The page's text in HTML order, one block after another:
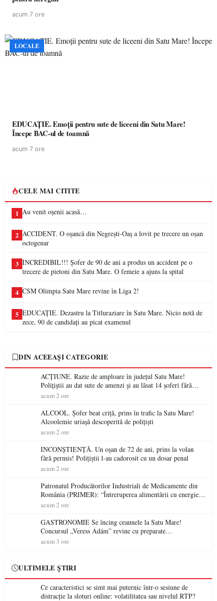
acum 7 ore
LOCALE
EDUCAȚIE. Emoții pentru sute de liceeni din Satu Mare!
Începe BAC-ul de toamnă
acum 7 ore
CELE MAI CITITE
1 Au venit oșenii acasă…
2 ACCIDENT. O oșancă din Negrești-Oaș a lovit pe trecere un oșan
octogenar
3 INCREDIBIL!!! Șofer de 90 de ani a produs un accident pe o
trecere de pietoni din Satu Mare. O femeie a ajuns la spital
4 CSM Olimpia Satu Mare revine în Liga 2!
5 EDUCAȚIE. Dezastru la Titluraziare în Satu Mare. Nicio notă de
zece, 90 de candidați au picat examenul
DIN ACEEAȘI CATEGORIE
ACȚIUNE. Razie de amploare în județul Satu Mare!
Polițiștii au dat sute de amenzi și au lăsat 14 șoferi fără
permis într-o singură zi
acum 2 ore
ALCOOL. Șofer beat criță, prins în trafic la Satu Mare!
Alcoolemie uriașă descoperită de polițiști
acum 2 ore
INCONȘTIENȚĂ. Un oșan de 72 de ani, prins la volan
fără permis! Polițiștii l-au cadorosit cu un dosar penal
acum 2 ore
Patronatul Producătorilor Industriali de Medicamente din
România (PRIMER): “Întreruperea alimentării cu energie
electrică a fabricilor de medicamente va pune în pericol
acum 2 ore
GASTRONOMIE Se încing ceaunele la Satu Mare!
Concursul „Veress Ádám” revine cu preparate
spectaculoase, premii și un jurat de renume
acum 3 ore
ULTIMELE ȘTIRI
Ce caracteristici se simt mai puternic într-o sesiune de
distracție la sloturi online: volatilitatea sau nivelul RTP?